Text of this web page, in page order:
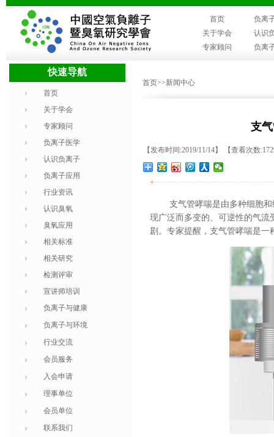
首页
负离
关于学会
认识
专家顾问
负离
快速导航
首页
关于学会
专家顾问
负离子医学
认识负离子
负离子应用
行业资讯
认识臭氧
臭氧应用
相关标准
相关研究
检测评审
宣讲师培训
负离子与健康
负离子与环境
行业交流
会员服务
入会申请
理事单位
会员单位
联系我们
首页>>新闻中心
支
【发布时间:2019/11/14】 【查看次数
+
支气管哮喘是由多种细胞
现广泛而多变的、可逆性的气流
剧 。专家提醒，支气管哮喘是